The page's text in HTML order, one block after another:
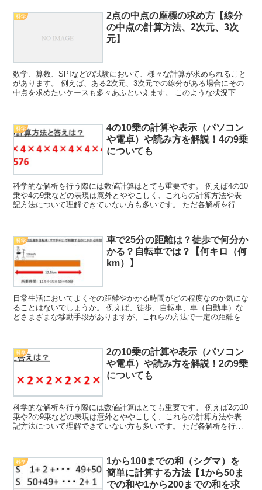
科学
2点の中点の座標の求め方【線分
の中点の計算方法、2次元、3次
元】
数学、算数、SPIなどの試験において、様々な計算が求められること
があります。 例えば、ある2次元、3次元での線分がある場合にその
中点を求めたいケースも多々あふといえます。 このような状況下で
科学
4の10乗の計算や表示（パソコン
や電卓）や読み方を解説！4の9乗
についても
科学的な解析を行う際には数値計算はとても重要です。 例えば4の10
乗や4の9乗などの表現は意外とややこしく、これらの計算方法や表
記方法について理解できていない方も多いです。 ただ各解析を行う
科学
車で25分の距離は？徒歩で何分か
かる？自転車では？【何キロ（何
km）】
日常生活においてよくその距離やかかる時間がどの程度なのか気にな
ることはないでしょうか。 例えば、徒歩、自転車、車（自動車）な
どさまざまな移動手段がありますが、これらの方法で一定の距離を移
科学
2の10乗の計算や表示（パソコン
や電卓）や読み方を解説！2の9乗
についても
科学的な解析を行う際には数値計算はとても重要です。 例えば2の10
乗や2の9乗などの表現は意外とややこしく、これらの計算方法や表
記方法について理解できていない方も多いです。 ただ各解析を行う
科学
1から100までの和（シグマ）を
簡単に計算する方法【1から50ま
での和や1から200までの和を求